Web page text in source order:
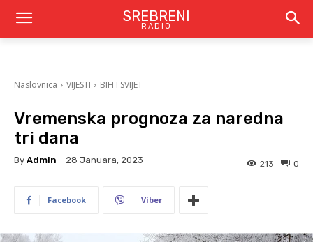
SREBRENI
RADIO
Naslovnica VIJESTI BIH I SVIJET
Vremenska prognoza za naredna
tri dana
By Admin 28 Januara, 2023 0
213
Facebook Viber